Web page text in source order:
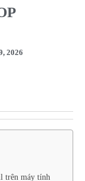
2026
trên máy tính